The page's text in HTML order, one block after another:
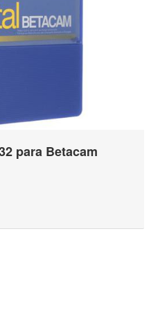
para Betacam